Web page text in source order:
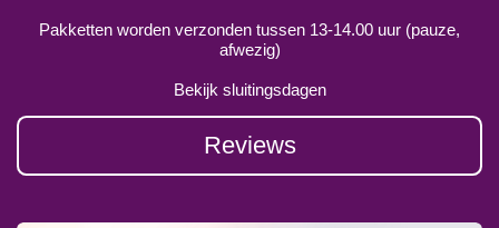
Pakketten worden verzonden tussen 13-14.00 uur (pauze,
afwezig)
Bekijk sluitingsdagen
Reviews